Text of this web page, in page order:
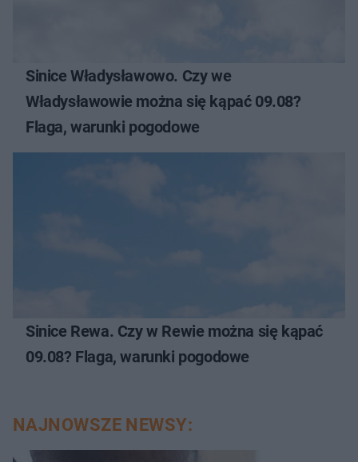
Sinice Władysławowo. Czy we
Władysławowie można się kąpać 09.08?
Flaga, warunki pogodowe
Sinice Rewa. Czy w Rewie można się kąpać
09.08? Flaga, warunki pogodowe
NAJNOWSZE NEWSY: